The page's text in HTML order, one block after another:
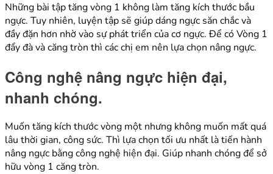
Những bài tập tăng vòng 1 không làm tăng kích thước bầu
ngực. Tuy nhiên, luyện tập sẽ giúp dáng ngực săn chắc và
đầy đặn hơn nhờ vào sự phát triển của cơ ngực. Để có Vòng 1
đẩy đà và căng tròn thì các chị em nên lựa chọn nâng ngực.
Công nghệ nâng ngực hiện đại,
nhanh chóng.
Muốn tăng kích thước vòng một nhưng không muốn mất quá
lâu thời gian, công sức. Thì lựa chọn tối ưu nhất là tiến hành
nâng ngực bằng công nghệ hiện đại. Giúp nhanh chóng để sở
hữu vòng 1 căng tròn.